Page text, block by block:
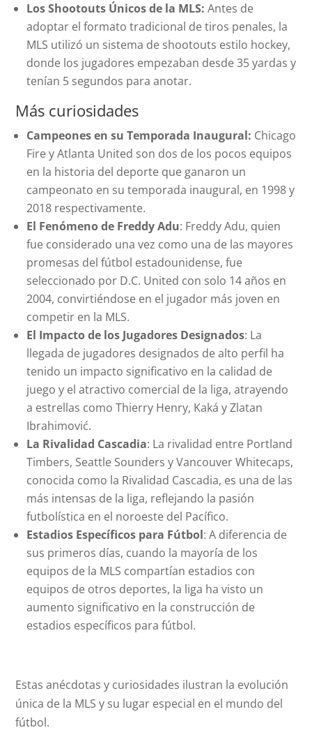
Los Shootouts Únicos de la MLS:Antes de
adoptar el formato tradicional de tiros penales, la
MLS utilizó un sistema de shootouts estilo hockey,
donde los jugadores empezaban desde 35 yardas y
tenían 5 segundos para anotar.
Más curiosidades
Campeones en su Temporada Inaugural: Chicago
Fire y Atlanta United son dos de los pocos equipos
en la historia del deporte que ganaron un
campeonato en su temporada inaugural, en 1998 y
2018 respectivamente.
El Fenómeno de Freddy Adu: Freddy Adu, quien
fue considerado una vez como una de las mayores
promesas del fútbol estadounidense, fue
seleccionado por D.C. United con solo 14 años en
2004, convirtiéndose en el jugador más joven en
competir en la MLS.
El Impacto de los Jugadores Designados: La
llegada de jugadores designados de alto perfil ha
tenido un impacto significativo en la calidad de
juego y el atractivo comercial de la liga, atrayendo
a estrellas como Thierry Henry, Kaká y Zlatan
Ibrahimović.
La Rivalidad Cascadia: La rivalidad entre Portland
Timbers, Seattle Sounders y Vancouver Whitecaps,
conocida como la Rivalidad Cascadia, es una de las
más intensas de la liga, reflejando la pasión
futbolística en el noroeste del Pacífico.
Estadios Específicos para Fútbol: A diferencia de
sus primeros días, cuando la mayoría de los
equipos de la MLS compartían estadios con
equipos de otros deportes, la liga ha visto un
aumento significativo en la construcción de
estadios específicos para fútbol.
Estas anécdotas y curiosidades ilustran la evolución
única de la MLS y su lugar especial en el mundo del
fútbol.